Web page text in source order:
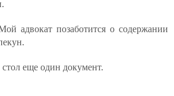
адвокат позаботится о содержании
еще один документ.